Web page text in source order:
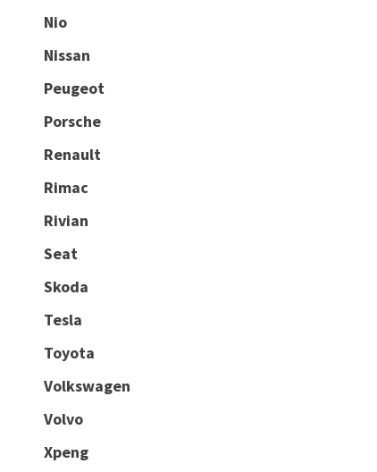
Nio
Nissan
Peugeot
Porsche
Renault
Rimac
Rivian
Seat
Skoda
Tesla
Toyota
Volkswagen
Volvo
Xpeng